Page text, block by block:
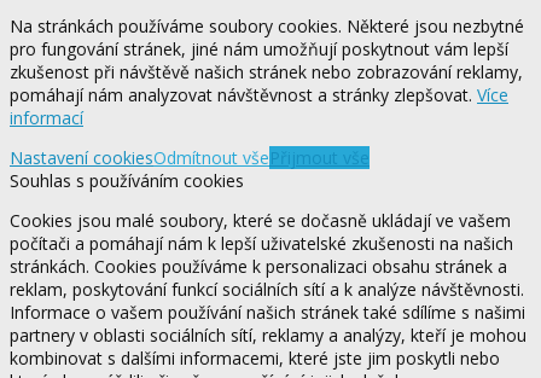
Na stránkách používáme soubory cookies. Některé jsou nezbytné
pro fungování stránek, jiné nám umožňují poskytnout vám lepší
zkušenost při návštěvě našich stránek nebo zobrazování reklamy,
pomáhají nám analyzovat návštěvnost a stránky zlepšovat. Více
informací
Nastavení cookiesOdmítnout všePřijmout vše
Souhlas s používáním cookies
Cookies jsou malé soubory, které se dočasně ukládají ve vašem
počítači a pomáhají nám k lepší uživatelské zkušenosti na našich
stránkách. Cookies používáme k personalizaci obsahu stránek a
reklam, poskytování funkcí sociálních sítí a k analýze návštěvnosti.
Informace o vašem používání našich stránek také sdílíme s našimi
partnery v oblasti sociálních sítí, reklamy a analýzy, kteří je mohou
kombinovat s dalšími informacemi, které jste jim poskytli nebo